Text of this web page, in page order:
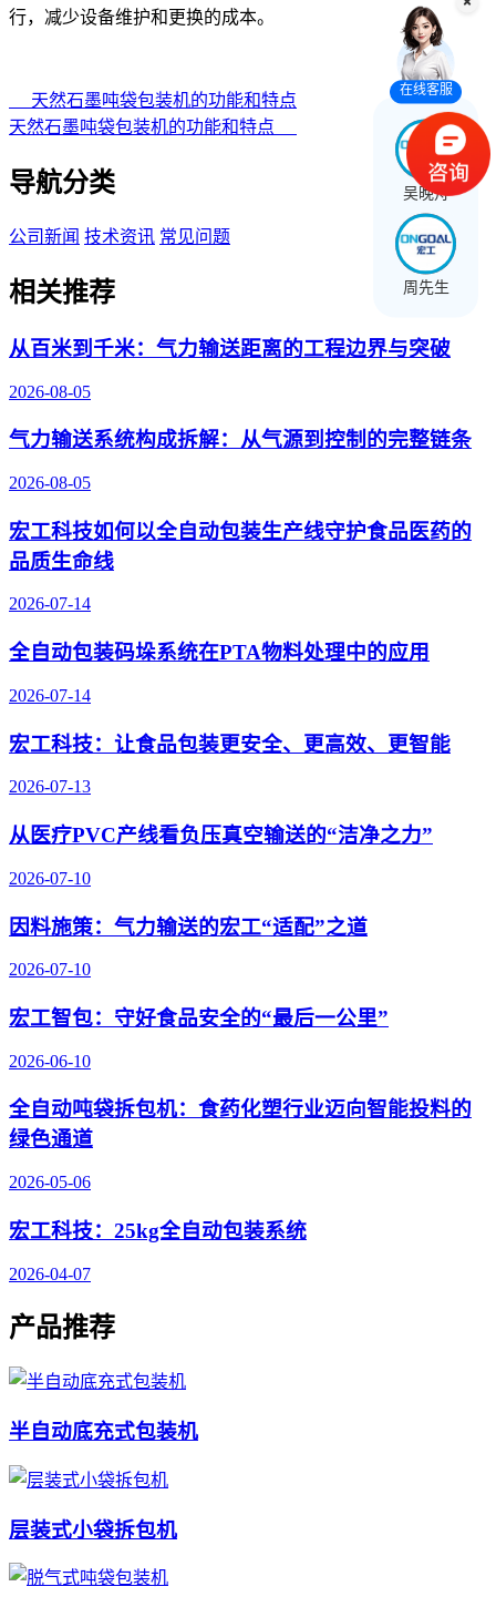
行，减少设备维护和更换的成本。
天然石墨吨袋包装机的功能和特点
天然石墨吨袋包装机的功能和特点
导航分类
公司新闻 技术资讯 常见问题
相关推荐
从百米到千米：气力输送距离的工程边界与突破
2026-08-05
气力输送系统构成拆解：从气源到控制的完整链条
2026-08-05
宏工科技如何以全自动包装生产线守护食品医药的
品质生命线
2026-07-14
全自动包装码垛系统在PTA物料处理中的应用
2026-07-14
宏工科技：让食品包装更安全、更高效、更智能
2026-07-13
从医疗PVC产线看负压真空输送的“洁净之力”
2026-07-10
因料施策：气力输送的宏工“适配”之道
2026-07-10
宏工智包：守好食品安全的“最后一公里”
2026-06-10
全自动吨袋拆包机：食药化塑行业迈向智能投料的
绿色通道
2026-05-06
宏工科技：25kg全自动包装系统
2026-04-07
产品推荐
半自动底充式包装机
层装式小袋拆包机
在线客服
吴晚舟
周先生